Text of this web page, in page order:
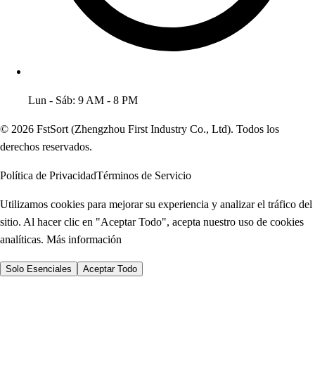
Lun - Sáb: 9 AM - 8 PM
© 2026 FstSort (Zhengzhou First Industry Co., Ltd). Todos los
derechos reservados.
Política de PrivacidadTérminos de Servicio
Utilizamos cookies para mejorar su experiencia y analizar el tráfico del
sitio. Al hacer clic en "Aceptar Todo", acepta nuestro uso de cookies
analíticas. Más información
Solo Esenciales Aceptar Todo